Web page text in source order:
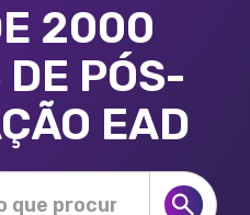
2000
DE PÓS-
EAD